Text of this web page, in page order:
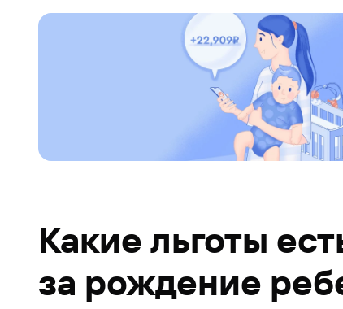
Какие льготы
за рождение